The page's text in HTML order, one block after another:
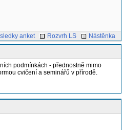
anket Rozvrh LS Nástěnka
podmínkách - přednostně mimo
cvičení a seminářů v přírodě.